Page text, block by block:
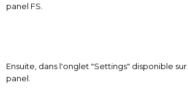
panel FS.
Ensuite, dans l'onglet "Settings" disponible
panel.